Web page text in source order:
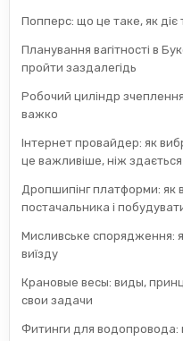
Попперс: що це таке, як
Планування вагітності в
пройти заздалегідь
Робочий циліндр
важко
Інтернет провайдер: як
це важливіше, ніж здається
Дропшипінг платформи: як
постачальника і
Мисливське спорядження:
виїзду
Крановые весы: виды,
свои задачи
Фитинги для водопровода: